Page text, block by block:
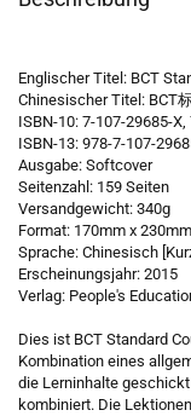
Englischer Titel: BCT
Chinesischer Titel: BCT
ISBN-10: 7-107-29685-
ISBN-13: 978-7-107-
Ausgabe: Softcover
Seitenzahl: 159 Seiten
Versandgewicht: 340g
Format: 170mm x 230mm
Sprache: Chinesisch
Erscheinungsjahr: 2015
Verlag: People's
Dies ist BCT Standard
Kombination eines
die Lerninhalte
kombiniert. Die